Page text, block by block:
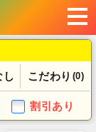
し こだわり (0)
割引あり